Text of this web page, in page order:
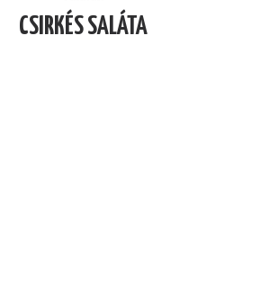
CSIRKÉS SALÁTA